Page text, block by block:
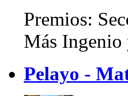
Premios:
Más Ingenio
Pelayo -